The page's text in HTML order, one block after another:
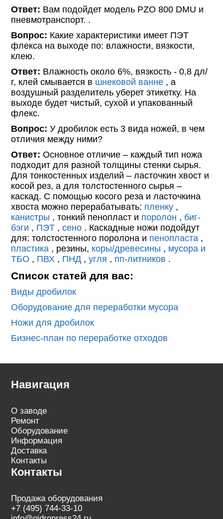
Ответ: Вам подойдет модель PZO 800 DMU и
пневмотранспорт. .
Вопрос: Какие характеристики имеет ПЭТ
флекса на выходе по: влажности, вязкости,
клею.
Ответ: Влажность около 6%, вязкость - 0,8 дл/
г, клей смывается в шнековой ванне , а
воздушный разделитель уберет этикетку. На
выходе будет чистый, сухой и упакованный
флекс.
Вопрос:У дробилок есть 3 вида ножей, в чем
отличия между ними?
Ответ:Основное отличие – каждый тип ножа
подходит для разной толщины стенки сырья.
Для тонкостенных изделий – ласточкин хвост и
косой рез, а для толстостенного сырья –
каскад. С помощью косого реза и ласточкина
хвоста можно перерабатывать: пленку ,
канистры , тонкий пенопласт и поролон , биг-
бэги , ПЭТ ,сено . Каскадные ножи подойдут
для: толстостенного поролона и пенопласта ,
пластика , резины, коры/древесины , мусора и
ТБО , ПВХ , ПНД ,угля , пп-литников .
Список статей для вас:
Виды дробилок
Оборудование для переработки мусора
Ножи для дробилок
Бизнес-план по переработке отходов
Навигация
О заводе
Ремонт
Оборудование
Информация
Доставка
Контакты
Контакты
Продажа оборудования
+7 (495) 744-33-10